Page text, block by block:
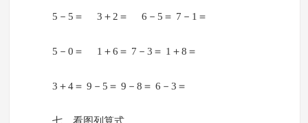
5－5＝ 3＋2＝ 6－5＝ 7－1＝
5－0＝ 1＋6＝ 7－3＝ 1＋8＝
3＋4＝ 9－5＝ 9－8＝ 6－3＝